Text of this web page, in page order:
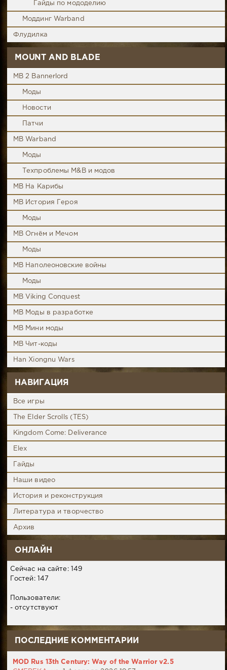
Гайды по мододелию
Моддинг Warband
Флудилка
MOUNT AND BLADE
MB 2 Bannerlord
Моды
Новости
Патчи
MB Warband
Моды
Техпроблемы M&B и модов
MB На Карибы
MB История Героя
Моды
MB Огнём и Мечом
Моды
MB Наполеоновские войны
Моды
MB Viking Conquest
MB Моды в разработке
MB Мини моды
MB Чит-коды
Han Xiongnu Wars
НАВИГАЦИЯ
Все игры
The Elder Scrolls (TES)
Kingdom Come: Deliverance
Elex
Гайды
Наши видео
История и реконструкция
Литература и творчество
Архив
ОНЛАЙН
Сейчас на сайте: 149
Гостей: 147
Пользователи:
- отсутствуют
ПОСЛЕДНИЕ КОММЕНТАРИИ
MOD Rus 13th Century: Way of the Warrior v2.5